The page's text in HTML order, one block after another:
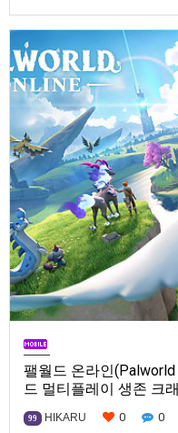
팰월드 온라인
드 멀티플레이 생존 크
99 HIKARU 0 0